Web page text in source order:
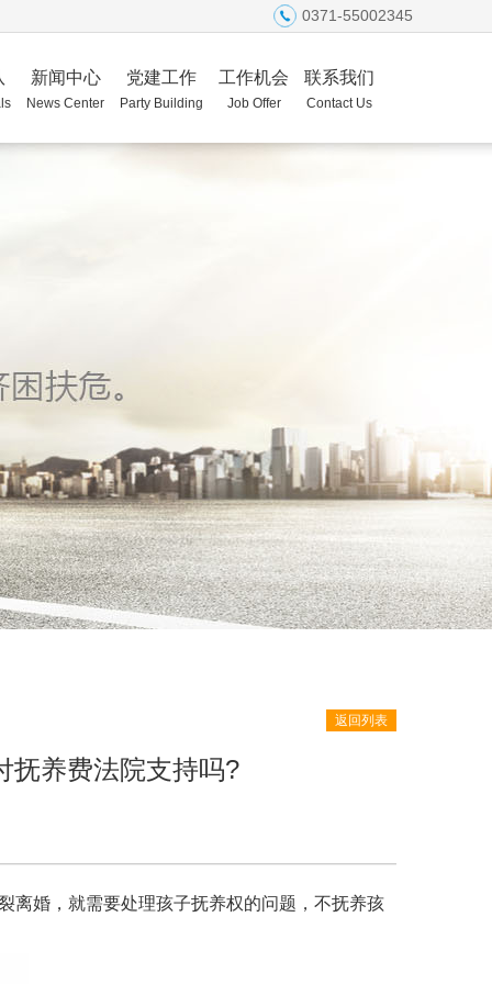
0371-55002345
新闻中心
News Center
党建工作
Party Building
工作机会
Job Offer
联系我们
Contact Us
返回列表
抚养费法院支持吗?
离婚，就需要处理孩子抚养权的问题，不抚养孩